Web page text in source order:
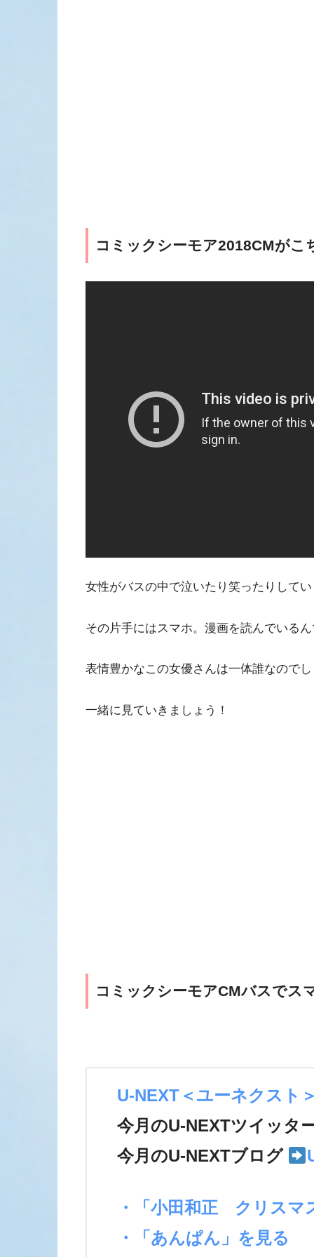
コミックシーモア2018CMがこ
女性がバスの中で泣いたり笑ったりして
その片手にはスマホ。漫画を読んでいる
表情豊かなこの女優さんは一体誰なので
一緒に見ていきましょう！
コミックシーモアCMバスでス
U-NEXT＜ユーネクスト
今月のU-NEXTツイッタ
今月のU-NEXTブログ
・「小田和正 クリスマ
・「あんぱん」を見る